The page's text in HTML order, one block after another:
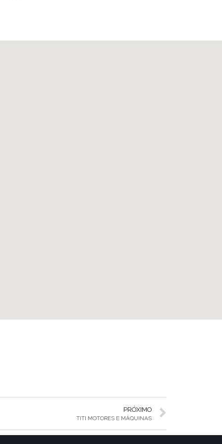
PRÓXIMO
TITI MOTORES E MÁQUINAS